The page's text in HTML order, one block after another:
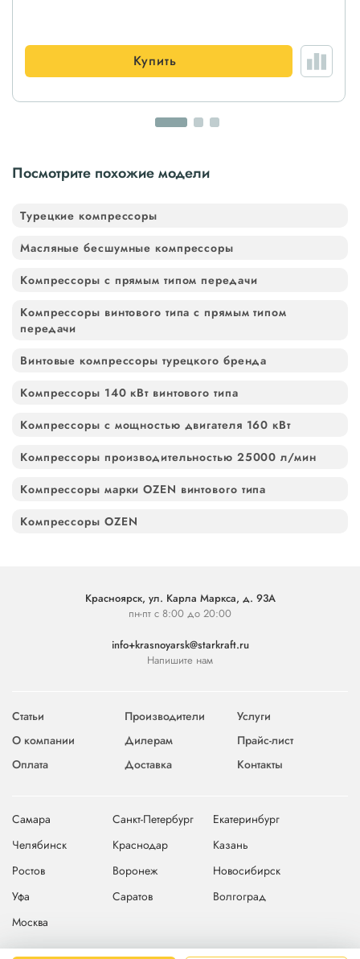
Купить
Посмотрите похожие модели
Турецкие компрессоры
Масляные бесшумные компрессоры
Компрессоры с прямым типом передачи
Компрессоры винтового типа с прямым типом
передачи
Винтовые компрессоры турецкого бренда
Компрессоры 140 кВт винтового типа
Компрессоры с мощностью двигателя 160 кВт
Компрессоры производительностью 25000 л/мин
Компрессоры марки OZEN винтового типа
Компрессоры OZEN
Красноярск, ул. Карла Маркса, д. 93А
пн-пт с 8:00 до 20:00
info+krasnoyarsk@starkraft.ru
Напишите нам
Статьи Производители
Услуги
О компании
Дилерам
Прайс-лист
Оплата
Доставка Контакты
Самара Санкт-Петербург
Екатеринбург
Челябинск
Краснодар
Казань
Ростов
Воронеж
Новосибирск
Уфа
Саратов
Волгоград
Москва